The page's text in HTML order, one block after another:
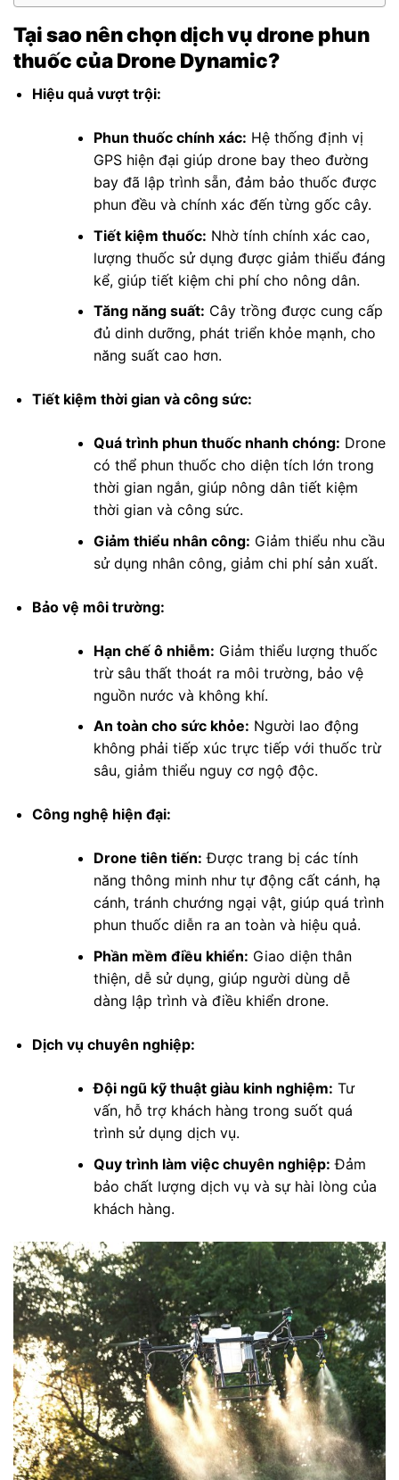
Tại sao nên chọn dịch vụ drone phun
thuốc của Drone Dynamic?
Hiệu quả vượt trội:
Phun thuốc chính xác: Hệ thống định vị
GPS hiện đại giúp drone bay theo đường
bay đã lập trình sẵn, đảm bảo thuốc được
phun đều và chính xác đến từng gốc cây.
Tiết kiệm thuốc: Nhờ tính chính xác cao,
lượng thuốc sử dụng được giảm thiểu đáng
kể, giúp tiết kiệm chi phí cho nông dân.
Tăng năng suất: Cây trồng được cung cấp
đủ dinh dưỡng, phát triển khỏe mạnh, cho
năng suất cao hơn.
Tiết kiệm thời gian và công sức:
Quá trình phun thuốc nhanh chóng: Drone
có thể phun thuốc cho diện tích lớn trong
thời gian ngắn, giúp nông dân tiết kiệm
thời gian và công sức.
Giảm thiểu nhân công: Giảm thiểu nhu cầu
sử dụng nhân công, giảm chi phí sản xuất.
Bảo vệ môi trường:
Hạn chế ô nhiễm: Giảm thiểu lượng thuốc
trừ sâu thất thoát ra môi trường, bảo vệ
nguồn nước và không khí.
An toàn cho sức khỏe: Người lao động
không phải tiếp xúc trực tiếp với thuốc trừ
sâu, giảm thiểu nguy cơ ngộ độc.
Công nghệ hiện đại:
Drone tiên tiến: Được trang bị các tính
năng thông minh như tự động cất cánh, hạ
cánh, tránh chướng ngại vật, giúp quá trình
phun thuốc diễn ra an toàn và hiệu quả.
Phần mềm điều khiển: Giao diện thân
thiện, dễ sử dụng, giúp người dùng dễ
dàng lập trình và điều khiển drone.
Dịch vụ chuyên nghiệp:
Đội ngũ kỹ thuật giàu kinh nghiệm: Tư
vấn, hỗ trợ khách hàng trong suốt quá
trình sử dụng dịch vụ.
Quy trình làm việc chuyên nghiệp: Đảm
bảo chất lượng dịch vụ và sự hài lòng của
khách hàng.